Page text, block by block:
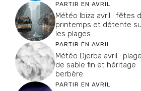
PARTIR EN AVRIL
Météo Ibiza avril : fêtes
printemps et détente
les plages
PARTIR EN AVRIL
Météo Djerba avril :
de sable fin et héritage
berbère
PARTIR EN AVRIL